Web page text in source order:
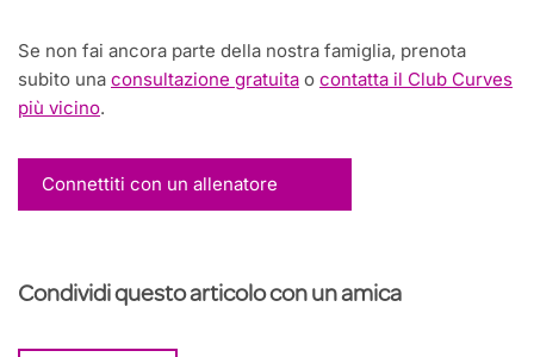
Se non fai ancora parte della nostra famiglia, prenota
subito una consultazione gratuita o contatta il Club Curves
più vicino.
Connettiti con un allenatore
Condividi questo articolo con un amica